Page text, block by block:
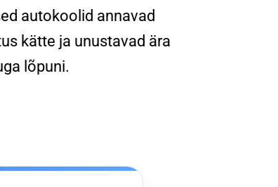
autokoolid annavad
kätte ja unustavad ära
lõpuni.